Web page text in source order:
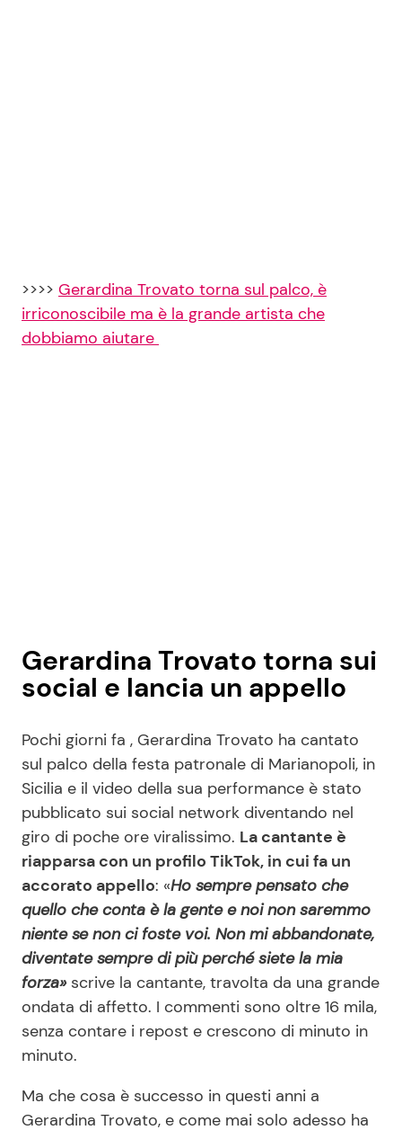
Privacy Policy
>>>> Gerardina Trovato torna sul palco, è
irriconoscibile ma è la grande artista che
dobbiamo aiutare
Gerardina Trovato torna sui
social e lancia un appello
Pochi giorni fa , Gerardina Trovato ha cantato
sul palco della festa patronale di Marianopoli, in
Sicilia e il video della sua performance è stato
pubblicato sui social network diventando nel
giro di poche ore viralissimo. La cantante è
riapparsa con un profilo TikTok, in cui fa un
accorato appello: «Ho sempre pensato che
quello che conta è la gente e noi non saremmo
niente se non ci foste voi. Non mi abbandonate,
diventate sempre di più perché siete la mia
forza»scrive la cantante, travolta da una grande
ondata di affetto. I commenti sono oltre 16 mila,
senza contare i repost e crescono di minuto in
minuto.
Ma che cosa è successo in questi anni a
Gerardina Trovato, e come mai solo adesso ha